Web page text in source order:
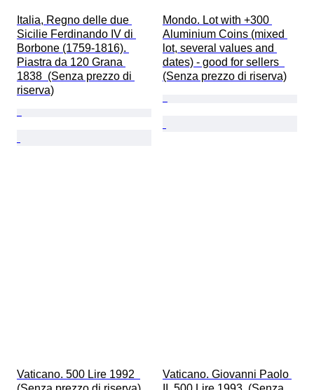
Italia, Regno delle due
Sicilie Ferdinando IV di
Borbone (1759-1816).
Piastra da 120 Grana
1838  (Senza prezzo di
riserva)
Mondo. Lot with +300
Aluminium Coins (mixed
lot, several values and
dates) - good for sellers
(Senza prezzo di riserva)
Vaticano. 500 Lire 1992
Vaticano. Giovanni Paolo